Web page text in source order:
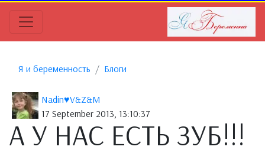
Я и беременность Блоги
Nadin♥V&Z&M
17 September 2013, 13:10:37
А У НАС ЕСТЬ ЗУБ!!!